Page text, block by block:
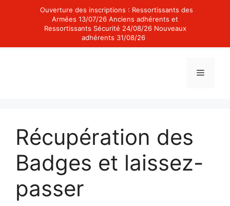
Menu
Récupération des
Badges et laissez-
passer
Ouverture des inscriptions : Ressortissants des
Armées 13/07/26 Anciens adhérents et
Ressortissants Sécurité 24/08/26 Nouveaux
adhérents 31/08/26